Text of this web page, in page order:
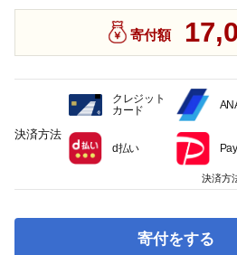
寄付額
寄付をする
決済方法
クレジット
カード
d払い
決済方